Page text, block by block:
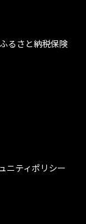
ふるさと納税保険
ニティポリシー